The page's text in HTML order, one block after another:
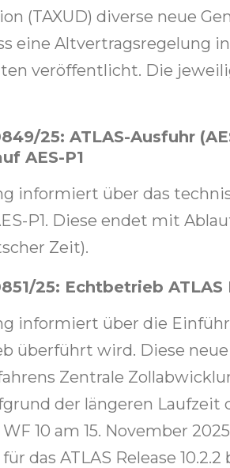
(TAXUD) diverse neue
eine Altvertragsregelung
veröffentlicht. Die
25: ATLAS-Ausfuhr
AES-P1
informiert über das
P1. Diese endet mit
Zeit).
25: Echtbetrieb ATLAS
informiert über die
überführt wird. Diese
Zentrale
der längeren Laufzeit
10 am 15. November
das ATLAS Release